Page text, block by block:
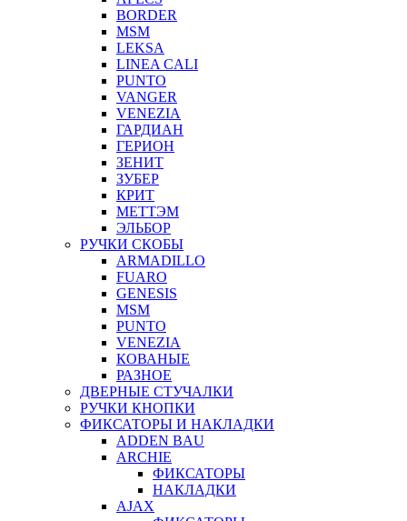
BORDER
MSM
LEKSA
LINEA CALI
PUNTO
VANGER
VENEZIA
ГАРДИАН
ГЕРИОН
ЗЕНИТ
ЗУБЕР
КРИТ
МЕТТЭМ
ЭЛЬБОР
РУЧКИ СКОБЫ
ARMADILLO
FUARO
GENESIS
MSM
PUNTO
VENEZIA
КОВАНЫЕ
РАЗНОЕ
ДВЕРНЫЕ СТУЧАЛКИ
РУЧКИ КНОПКИ
ФИКСАТОРЫ И НАКЛАДКИ
ADDEN BAU
ARCHIE
ФИКСАТОРЫ
НАКЛАДКИ
AJAX